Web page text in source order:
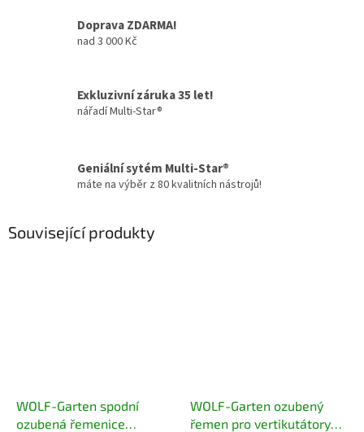
Doprava ZDARMA!
nad 3 000 Kč
Exkluzivní záruka 35 let!
nářadí Multi-Star®
Geniální sytém Multi-Star®
máte na výběr z 80 kvalitních nástrojů!
Související produkty
WOLF-Garten spodní
ozubená řemenice
WOLF-Garten ozubený
řemen pro vertikutátory